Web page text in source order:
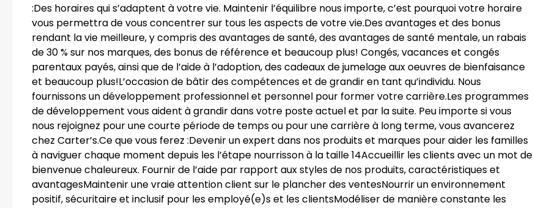
:Des horaires qui s’adaptent à votre vie. Maintenir l’équilibre nous importe, c’est pourquoi votre horaire
vous permettra de vous concentrer sur tous les aspects de votre vie.Des avantages et des bonus
rendant la vie meilleure, y compris des avantages de santé, des avantages de santé mentale, un rabais
de 30 % sur nos marques, des bonus de référence et beaucoup plus! Congés, vacances et congés
parentaux payés, ainsi que de l’aide à l’adoption, des cadeaux de jumelage aux oeuvres de bienfaisance
et beaucoup plus!L’occasion de bâtir des compétences et de grandir en tant qu’individu. Nous
fournissons un développement professionnel et personnel pour former votre carrière.Les programmes
de développement vous aident à grandir dans votre poste actuel et par la suite. Peu importe si vous
nous rejoignez pour une courte période de temps ou pour une carrière à long terme, vous avancerez
chez Carter’s.Ce que vous ferez :Devenir un expert dans nos produits et marques pour aider les familles
à naviguer chaque moment depuis les l’étape nourrisson à la taille 14Accueillir les clients avec un mot de
bienvenue chaleureux. Fournir de l’aide par rapport aux styles de nos produits, caractéristiques et
avantagesMaintenir une vraie attention client sur le plancher des ventesNourrir un environnement
positif, sécuritaire et inclusif pour les employé(e)s et les clientsModéliser de manière constante les